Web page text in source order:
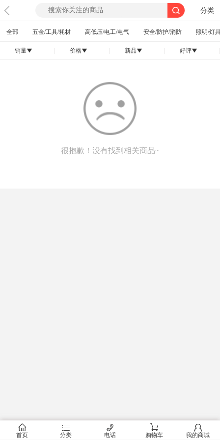
分类
全部 五金/工具/耗材 高低压/电工/电气 安全/防护/消防 照明/灯
销量󰄢 价格󰄢 新品󰄢 好评󰄢
很抱歉！没有找到相关商品~
󰂠
首页
󰂦
分类
󰄫
电话
󰂟
购物车
󰂢
我的商城